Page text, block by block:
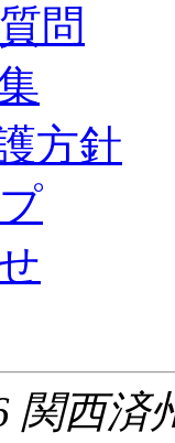
問
方針
関西済